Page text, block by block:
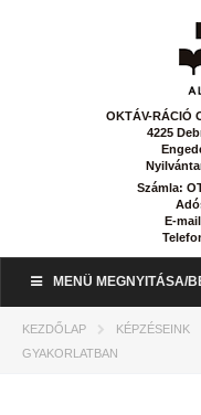
OKTÁV-RÁCIÓ
4225
Számla:
E-
MENÜ MEGNYITÁSA/
KEZDŐLAP KÉPZÉSEINK
GYAKORLATBAN